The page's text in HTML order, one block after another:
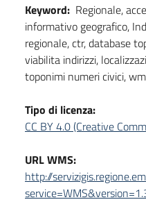
Keyword: Regionale,
informativo geografico,
regionale, ctr, database
viabilita indirizzi,
toponimi numeri civici,
Tipo di licenza:
CC BY 4.0 (Creative
URL WMS:
http://